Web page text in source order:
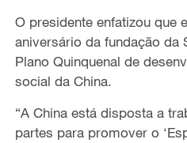
O presidente enfatizou que
aniversário da fundação da
Plano Quinquenal de
social da China.
“A China está disposta a
partes para promover o